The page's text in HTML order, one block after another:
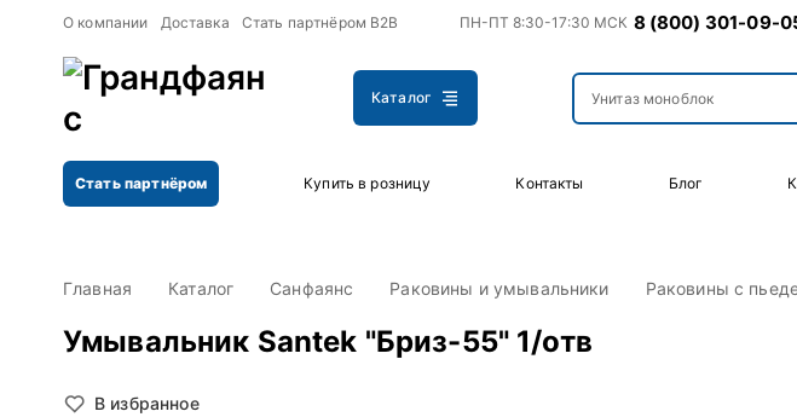
О компании Доставка Стать партнёром B2B ПН-ПТ 8:30-17:30 МСК 8 (800) 301-09-
Каталог
Стать партнёром Купить в розницу Контакты Блог
Главная Каталог Санфаянс Раковины и умывальники Раковины с
Умывальник Santek "Бриз-55" 1/отв
В избранное